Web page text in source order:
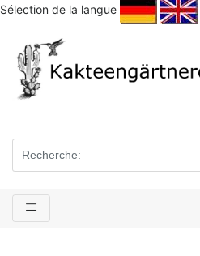
Sélection de la langue